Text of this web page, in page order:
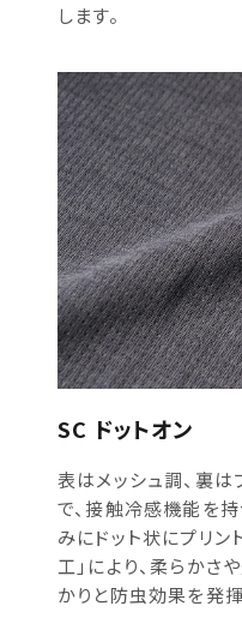
します。
SC ドットオン
表はメッシュ調、裏
で、接触冷感機能を
みにドット状にプリン
工」により、柔らかさ
かりと防虫効果を発揮